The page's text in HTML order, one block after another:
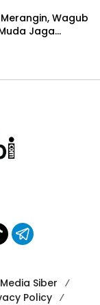
Wagub
Jaga
Siber
Policy